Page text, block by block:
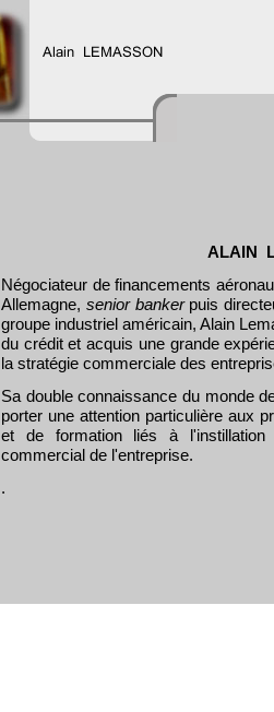
ALAIN
Négociateur de financements
Allemagne, senior bankerpuis
groupe industriel américain, Alain
du crédit et acquis une grande
la stratégie commerciale des
Sa double connaissance du monde
porter une attention particulière aux
et de formation liés à l'instillation
commercial de l'entreprise.
.